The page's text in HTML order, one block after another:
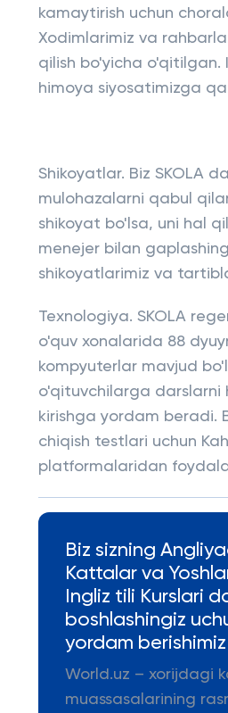
kamaytirish uchun
Xodimlarimiz va
qilish bo'yicha o'qitilgan.
himoya siyosatimizga
Shikoyatlar. Biz SKOLA
mulohazalarni qabul
shikoyat bo'lsa, uni hal
menejer bilan
shikoyatlarimiz va
Texnologiya. SKOLA
o'quv xonalarida 88
kompyuterlar mavjud
o'qituvchilarga darslarni
kirishga yordam beradi.
chiqish testlari uchun
platformalaridan
Biz sizning
Kattalar va
Ingliz tili Kurslari
boshlashingiz
yordam berishimiz
World.uz – xorijdagi
muassasalarining